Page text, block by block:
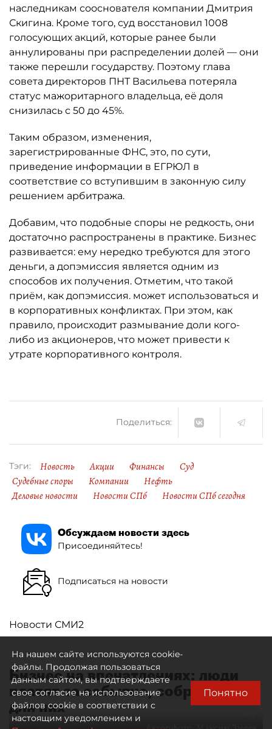
наследникам сооснователя компании Дмитрия
Скигина. Кроме того, суд восстановил 1008
голосующих акций, которые ранее были
аннулированы при распределении долей — они
также перешли государству. Поэтому глава
совета директоров ПНТ Васильева потеряла
статус мажоритарного владельца, её доля
снизилась с 50 до 45%.
Таким образом, изменения,
зарегистрированные ФНС, это, по сути,
приведение информации в ЕГРЮЛ в
соответствие со вступившим в законную силу
решением арбитража.
Добавим, что подобные споры не редкость, они
достаточно распространены в практике. Бизнес
развивается: ему нередко требуются для этого
деньги, а допэмиссия является одним из
способов их получения. Отметим, что такой
приём, как допэмиссия. может использоваться и
в корпоративных конфликтах. При этом, как
правило, происходит размывание доли кого-
либо из акционеров, что может привести к
утрате корпоративного контроля.
Поделиться:
Тэги: Новость Акции Финансы
Суд
Судебные споры
Компании
Нефть
Деловые новости
Новости СПб Новости СПб сегодня
Обсуждаем новости здесь
Присоединяйтесь!
Подписаться на новости
Новости СМИ2
Бизнес на впечатлениях: люди
платят за событие, собранное
для них
На нашем сайте используются cookie-
файлы. Продолжая пользоваться
данным сайтом, вы подтверждаете
свое согласие на использование
файлов cookie в соответствии с
настоящим уведомлением и
Понятно